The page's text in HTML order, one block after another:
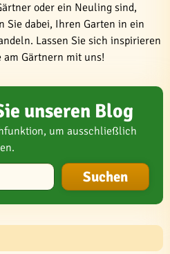
oder ein Neuling sind,
Sie dabei, Ihren Garten in ein
Lassen Sie sich inspirieren
am Gärtnern mit uns!
unseren Blog
um ausschließlich